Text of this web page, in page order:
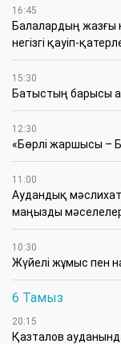
16:45
Балалардың жазғы
негізгі қауіп-
15:30
Батыстың барысы
12:30
«Бөрлі жаршысы –
11:00
Аудандық
маңызды
10:30
Жүйелі жұмыс пен
6 Тамыз
20:15
Қазталов